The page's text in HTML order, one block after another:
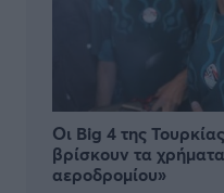
Οι Big 4 της
βρίσκουν τα
αεροδρομίου»